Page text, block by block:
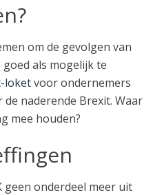
om de gevolgen van
als mogelijk te
loketvoor ondernemers
naderende Brexit. Waar
mee houden?
geen onderdeel meer uit